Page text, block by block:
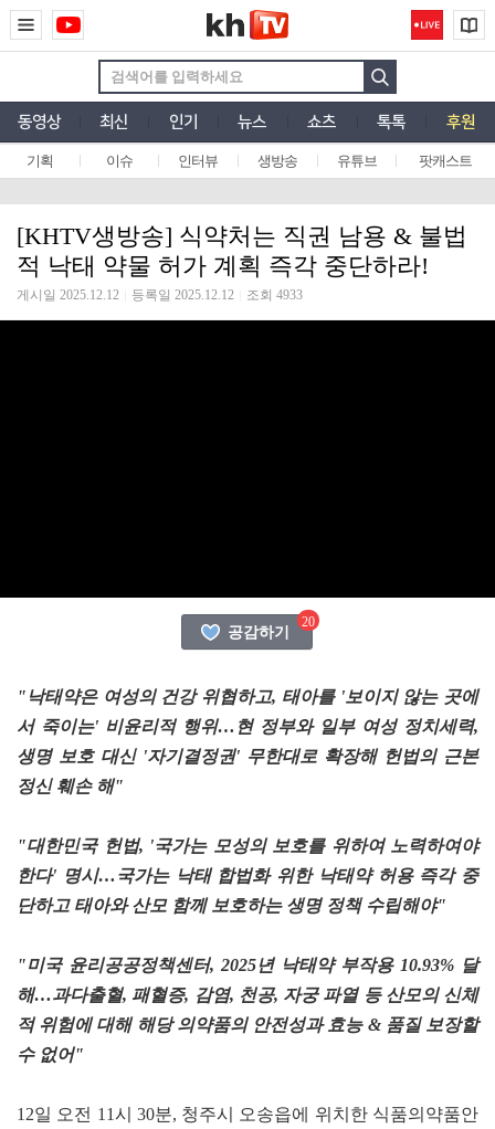
동영상 최신 인기 뉴스 쇼츠 톡톡 후원
기획 이슈 인터뷰 생방송 유튜브 팟캐스트
[KHTV생방송] 식약처는 직권 남용 & 불법
적 낙태 약물 허가 계획 즉각 중단하라!
게시일 2025.12.12 등록일 2025.12.12 조회 4933
20
공감하기
"낙태약은 여성의 건강 위협하고, 태아를 '보이지 않는 곳에
서 죽이는' 비윤리적 행위…현 정부와 일부 여성 정치세력,
생명 보호 대신 '자기결정권' 무한대로 확장해 헌법의 근본
정신 훼손 해"
"대한민국 헌법, '국가는 모성의 보호를 위하여 노력하여야
한다' 명시…국가는 낙태 합법화 위한 낙태약 허용 즉각 중
단하고 태아와 산모 함께 보호하는 생명 정책 수립해야"
"미국 윤리공공정책센터, 2025년 낙태약 부작용 10.93% 달
해…과다출혈, 패혈증, 감염, 천공, 자궁 파열 등 산모의 신체
적 위험에 대해 해당 의약품의 안전성과 효능 & 품질 보장할
수 없어"
12일 오전 11시 30분, 청주시 오송읍에 위치한 식품의약품안